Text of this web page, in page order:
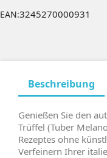
EAN:3245270000931
Beschreibung
Genießen Sie den
Trüffel (Tuber
Rezeptes ohne
Verfeinern Ihrer